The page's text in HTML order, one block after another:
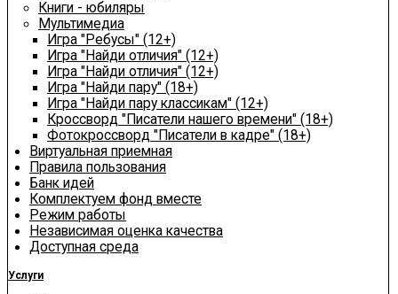
Книги - юбиляры
Мультимедиа
Игра "Ребусы" (12+)
Игра "Найди отличия" (12+)
Игра "Найди отличия" (12+)
Игра "Найди пару" (18+)
Игра "Найди пару классикам" (12+)
Кроссворд "Писатели нашего времени" (18+)
Фотокроссворд "Писатели в кадре" (18+)
Виртуальная приемная
Правила пользования
Банк идей
Комплектуем фонд вместе
Режим работы
Независимая оценка качества
Доступная среда
Услуги